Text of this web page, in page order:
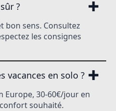
?
bon sens. Consultez
les consignes
vacances en solo ?
Europe, 30-60€/jour en
souhaité.